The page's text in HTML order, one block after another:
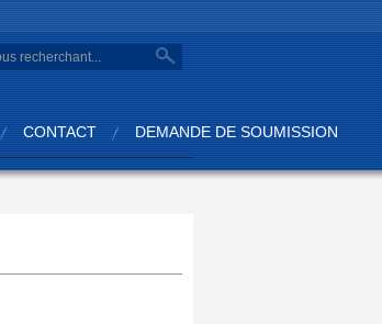
search
CONTACT
DEMANDE DE SOUMISSION